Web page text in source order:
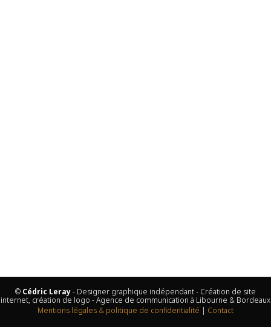
© Cédric Leray- Designer graphique indépendant - Création de site
internet, création de logo - Agence de communication à Libourne & Bordeaux
Mentions légales & politique de confidentialité | Contact